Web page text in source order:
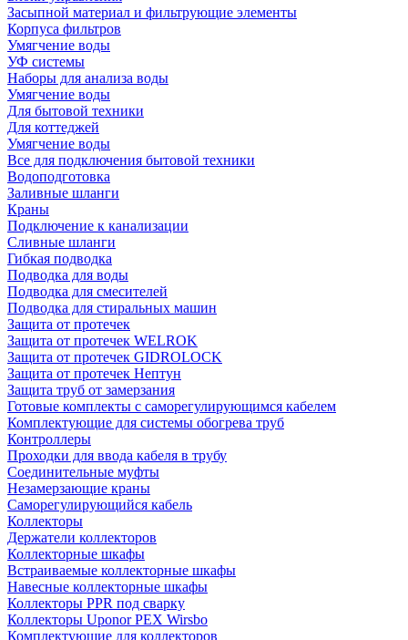
Засыпной материал и фильтрующие элементы
Корпуса фильтров
Умягчение воды
УФ системы
Наборы для анализа воды
Умягчение воды
Для бытовой техники
Для коттеджей
Умягчение воды
Все для подключения бытовой техники
Водоподготовка
Заливные шланги
Краны
Подключение к канализации
Сливные шланги
Гибкая подводка
Подводка для воды
Подводка для смесителей
Подводка для стиральных машин
Защита от протечек
Защита от протечек WELROK
Защита от протечек GIDROLOCK
Защита от протечек Нептун
Защита труб от замерзания
Готовые комплекты с саморегулирующимся кабелем
Комплектующие для системы обогрева труб
Контроллеры
Проходки для ввода кабеля в трубу
Соединительные муфты
Незамерзающие краны
Саморегулирующийся кабель
Коллекторы
Держатели коллекторов
Коллекторные шкафы
Встраиваемые коллекторные шкафы
Навесные коллекторные шкафы
Коллекторы PPR под сварку
Коллекторы Uponor PEX Wirsbo
Комплектующие для коллекторов